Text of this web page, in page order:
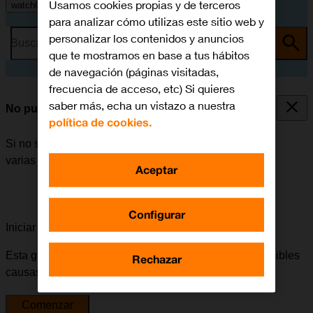
watchOS 11
Busca por problema o tema
No puedo encender el Apple Watch
Si no se puede encender el Apple Watch, puede haber
varias causas posibles al problema.
Iniciar la guía para solucionar tu problema
Esta guía te va a conducir a través de una serie de posibles
causas y soluciones al problema.
Comenzar
Usamos cookies propias y de terceros
para analizar cómo utilizas este sitio web y
personalizar los contenidos y anuncios
que te mostramos en base a tus hábitos
de navegación (páginas visitadas,
frecuencia de acceso, etc) Si quieres
saber más, echa un vistazo a nuestra
política de cookies.
Configurar
Rechazar
Aceptar